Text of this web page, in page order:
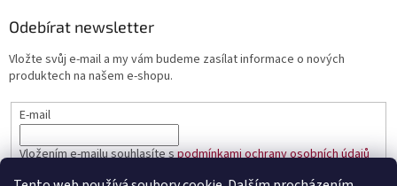
Odebírat newsletter
Vložte svůj e-mail a my vám budeme zasílat informace o nových
produktech na našem e-shopu.
E-mail
Vložením e-mailu souhlasíte spodmínkami ochrany osobních údajů